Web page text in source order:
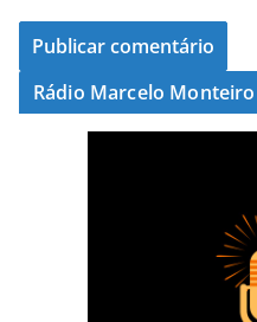
Rádio Marcelo